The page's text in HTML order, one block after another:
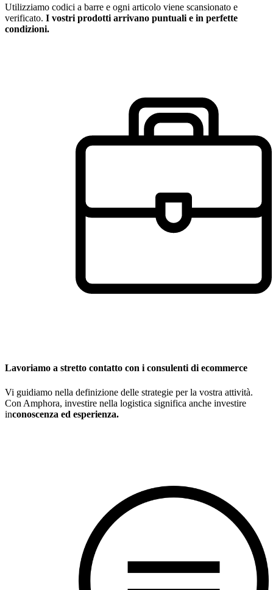
Utilizziamo codici a barre e ogni articolo viene scansionato e
verificato. I vostri prodotti arrivano puntuali e in perfette
condizioni.
Lavoriamo a stretto contatto con i consulenti di ecommerce
Vi guidiamo nella definizione delle strategie per la vostra attività.
Con Amphora, investire nella logistica significa anche investire
inconoscenza ed esperienza.